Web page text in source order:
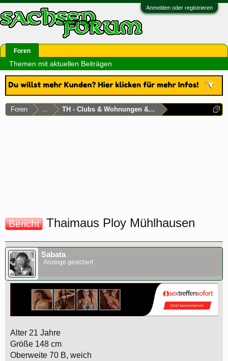
Anmelden oder registrieren
Foren ... TH - Clubs & Wohnungen & Laufhäuser
Bericht Thaimaus Ploy Mühlhausen
Sabata
Anzeige gesichert
Alter 21 Jahre
Größe 148 cm
Oberweite 70 B, weich
Foren
Themen mit aktuellen Beiträgen